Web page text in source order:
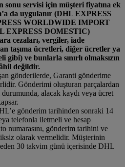
servisi için müşteri fiyatına ek
da uygulanır (DHL EXPRESS
WORLDWIDE IMPORT
EXPRESS DOMESTIC)
cezaları, vergiler, iade
taşıma ücretleri, diğer ücretler ya
ve bunlarla sınırlı olmaksızın
değildir.
gönderilerde, Garanti gönderime
Gönderimi oluşturan parçalardan
alacak kaydı veya ücret
gönderim tarihinden sonraki 14
telefonla iletmeli ve hesap
numarasını, gönderim tarihini ve
olarak vermelidir. Müşterinin
30 takvim günü içerisinde DHL